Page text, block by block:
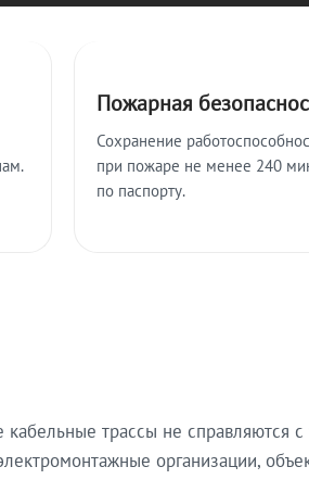
Пожарная
Сохранение
при пожаре не менее 240
по паспорту.
трассы не справляются
организации,